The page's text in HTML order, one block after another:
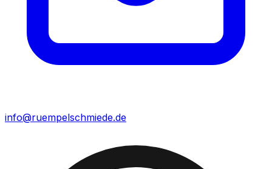
info@ruempelschmiede.de